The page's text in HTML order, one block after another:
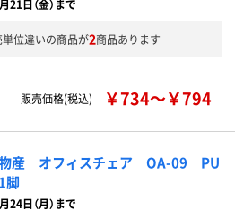
21日（金）まで
単位違いの商品が2商品あります
販売価格(税込)
￥734～￥794
物産 オフィスチェア OA-09 PU
脚
24日（月）まで